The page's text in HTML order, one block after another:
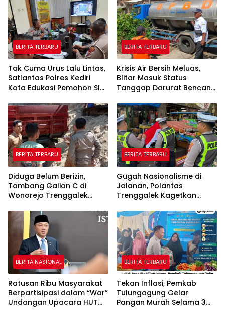
BERITA TERBARU
Tak Cuma Urus Lalu Lintas,
Satlantas Polres Kediri
Kota Edukasi Pemohon SIM
Pelatihan AI
BERITA TERBARU
Krisis Air Bersih Meluas,
Blitar Masuk Status
Tanggap Darurat Bencana
BERITA TERBARU
Diduga Belum Berizin,
Tambang Galian C di
Wonorejo Trenggalek
BERITA TERBARU
Gugah Nasionalisme di
Jalanan, Polantas
Trenggalek Kagetkan
BERITA NASIONAL
Ratusan Ribu Masyarakat
Berpartisipasi dalam “War”
Undangan Upacara HUT
BERITA TERBARU
Tekan Inflasi, Pemkab
Tulungagung Gelar
Pangan Murah Selama 3